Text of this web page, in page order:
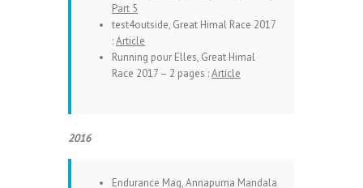
Part 5
test4outside, Great Himal Race 2017
:Article
Running pour Elles, Great Himal
Race 2017 – 2 pages :Article
2016
Endurance Mag, Annapurna Mandala